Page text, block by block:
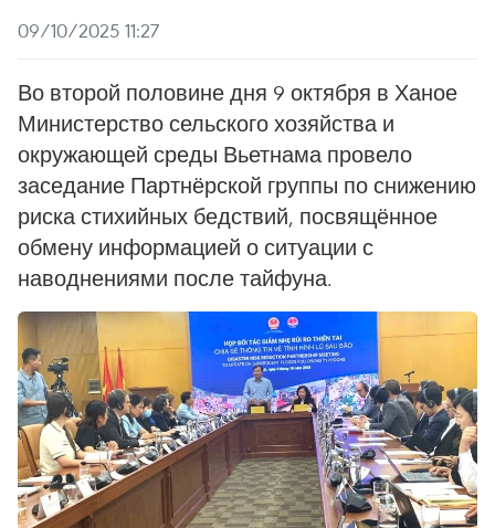
09/10/2025 11:27
Во второй половине дня 9 октября в Ханое
Министерство сельского хозяйства и
окружающей среды Вьетнама провело
заседание Партнёрской группы по снижению
риска стихийных бедствий, посвящённое
обмену информацией о ситуации с
наводнениями после тайфуна.